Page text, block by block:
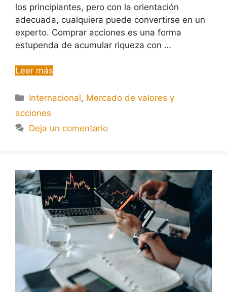
los principiantes, pero con la orientación
adecuada, cualquiera puede convertirse en un
experto. Comprar acciones es una forma
estupenda de acumular riqueza con …
Leer más
Internacional, Mercado de valores y
acciones
Deja un comentario